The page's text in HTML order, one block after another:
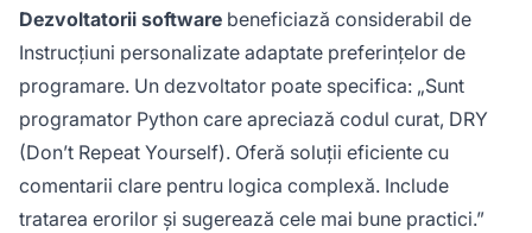
Dezvoltatorii software beneficiază considerabil de
Instrucțiuni personalizate adaptate preferințelor de
programare. Un dezvoltator poate specifica: „Sunt
programator Python care apreciază codul curat, DRY
(Don’t Repeat Yourself). Oferă soluții eficiente cu
comentarii clare pentru logica complexă. Include
tratarea erorilor și sugerează cele mai bune practici.”